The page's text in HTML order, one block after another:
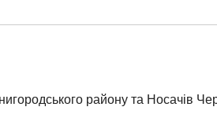
району та Носачів